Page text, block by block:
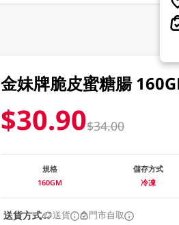
金妹牌脆皮蜜糖腸
$30.90$34.00
規格
160GM
儲存方式
冷凍
送貨方式 送貨 門市自取